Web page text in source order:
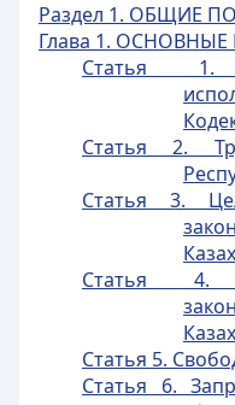
Раздел 1. ОБЩИЕ
Глава 1.
Статья 1.
Статья 2.
Статья 3.
Статья 4.
Статья 5.
Статья 6.